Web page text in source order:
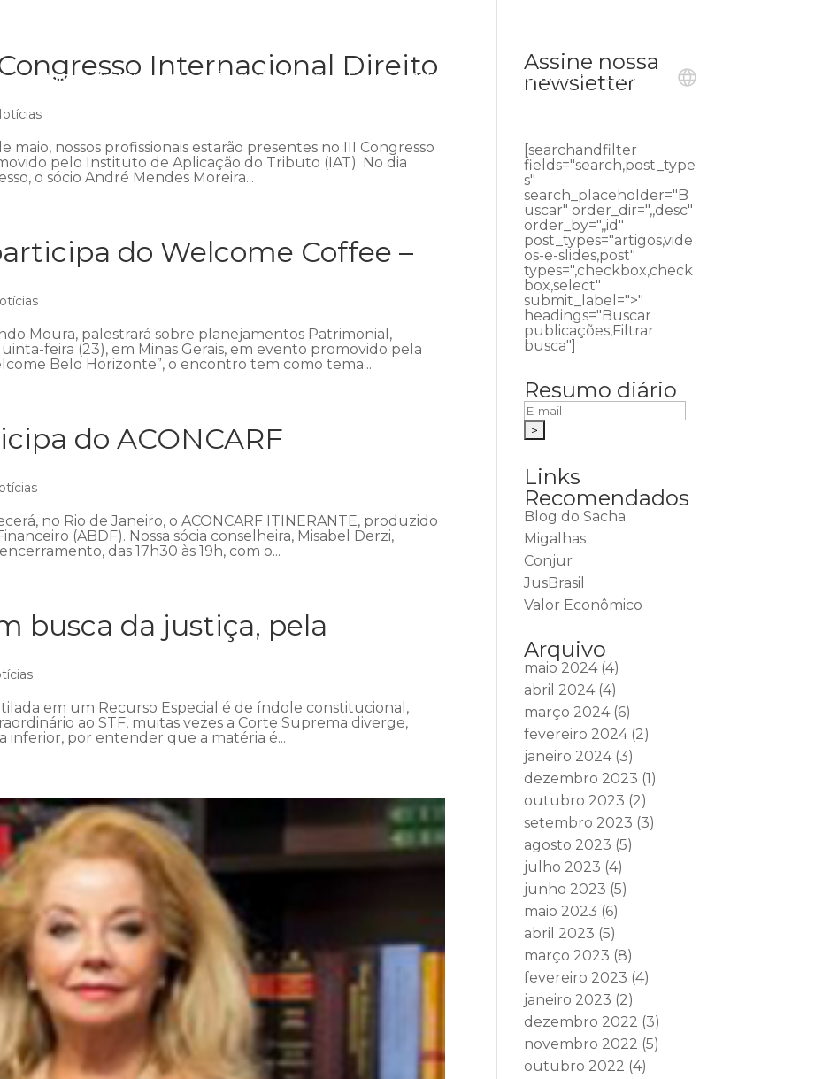
Início Institucional Áreas de atuação Equipe Publicações Ouvidoria Contato
Internacional Direito
maio, nossos profissionais estarão presentes no III Congresso
pelo Instituto de Aplicação do Tributo (IAT). No dia
o sócio André Mendes Moreira...
do Welcome Coffee –
Moura, palestrará sobre planejamentos Patrimonial,
feira (23), em Minas Gerais, em evento promovido pela
Belo Horizonte”, o encontro tem como tema...
do ACONCARF
no Rio de Janeiro, o ACONCARF ITINERANTE, produzido
(ABDF). Nossa sócia conselheira, Misabel Derzi,
das 17h30 às 19h, com o...
busca da justiça, pela
em um Recurso Especial é de índole constitucional,
ao STF, muitas vezes a Corte Suprema diverge,
por entender que a matéria é...
Assine nossa
newsletter
[searchandfilter
fields="search,post_type
s"
search_placeholder="B
uscar" order_dir=",,desc"
order_by=",,id"
post_types="artigos,vide
os-e-slides,post"
types=",checkbox,check
box,select"
submit_label=">"
headings="Buscar
publicações,Filtrar
busca"]
Resumo diário
Links
Recomendados
Blog do Sacha
Migalhas
Conjur
JusBrasil
Valor Econômico
Arquivo
maio 2024(4)
abril 2024(4)
março 2024(6)
fevereiro 2024(2)
janeiro 2024(3)
dezembro 2023 (1)
outubro 2023 (2)
setembro 2023 (3)
agosto 2023 (5)
julho 2023 (4)
junho 2023 (5)
maio 2023 (6)
abril 2023 (5)
março 2023 (8)
fevereiro 2023 (4)
janeiro 2023 (2)
dezembro 2022 (3)
novembro 2022 (5)
outubro 2022 (4)